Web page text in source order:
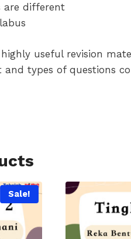
are different
highly useful revision
types of questions
Sale!